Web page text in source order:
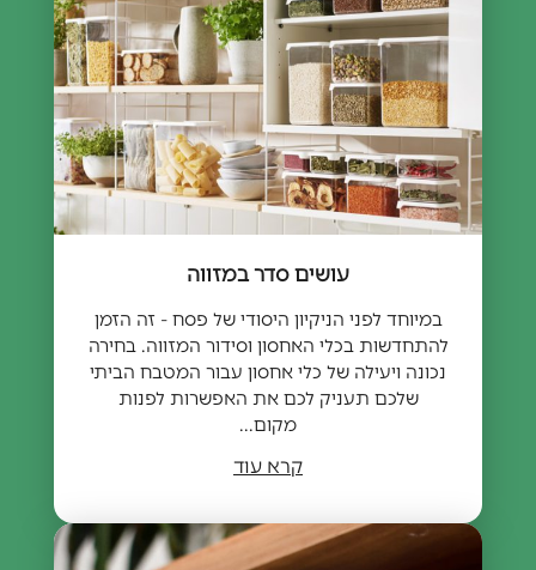
עושים סדר במזווה
במיוחד לפני הניקיון היסודי של פסח - זה הזמן
להתחדשות בכלי האחסון וסידור המזווה. בחירה
נכונה ויעילה של כלי אחסון עבור המטבח הביתי
שלכם תעניק לכם את האפשרות לפנות
מקום...
קרא עוד